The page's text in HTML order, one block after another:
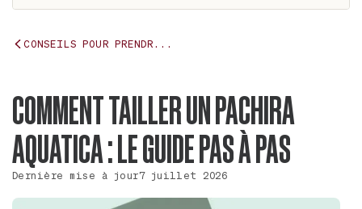
CONSEILS POUR PRENDR...
COMMENT TAILLER UN PACHIRA
AQUATICA : LE GUIDE PAS À PAS
Dernière mise à jour7 juillet 2026